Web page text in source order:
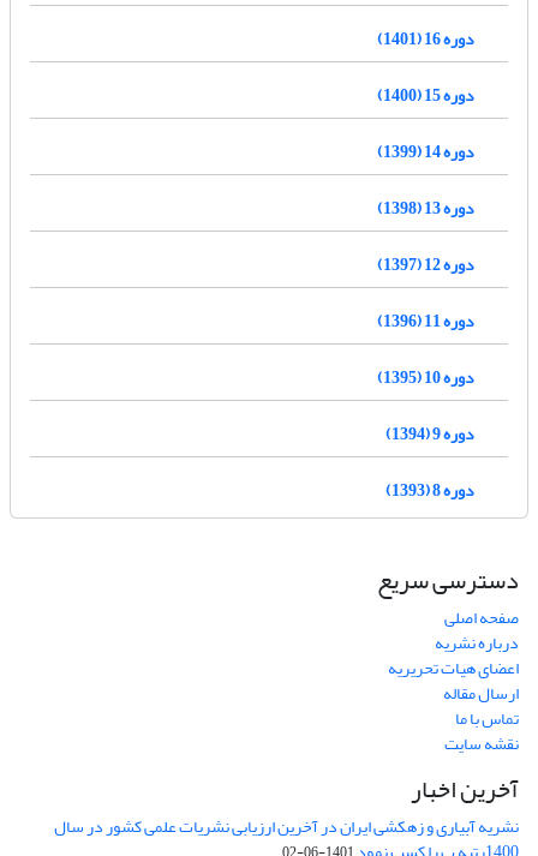
دوره 16 (1401)
دوره 15 (1400)
دوره 14 (1399)
دوره 13 (1398)
دوره 12 (1397)
دوره 11 (1396)
دوره 10 (1395)
دوره 9 (1394)
دوره 8 (1393)
دسترسی سریع
صفحه اصلی
درباره نشریه
اعضای هیات تحریریه
ارسال مقاله
تماس با ما
نقشه سایت
آخرین اخبار
نشریه آبیاری و زهکشی ایران در آخرین ارزیابی نشریات علمی کشور در سال